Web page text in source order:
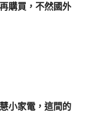
購買，不然國外
小家電，這間的